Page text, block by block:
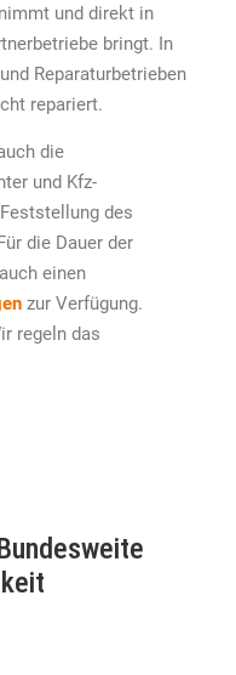
und direkt in
bringt. In
Reparaturbetrieben
repariert.
die
und Kfz-
des
die Dauer der
einen
zur Verfügung.
regeln das